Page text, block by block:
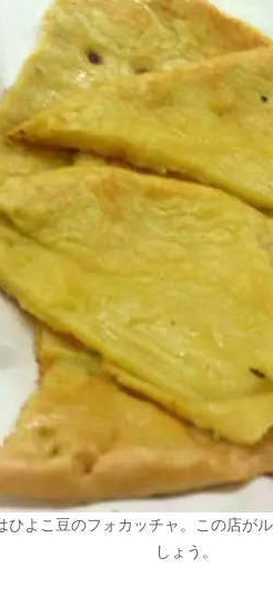
よこ豆のフォカッチャ。この店が
しょう。